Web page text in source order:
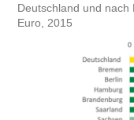
Deutschland und
Euro, 2015